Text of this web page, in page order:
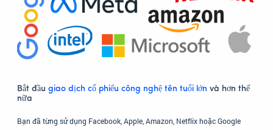
Bắt đầu giao dịch cổ phiếu công nghệ tên tuổi lớn và hơn thế
nữa
Bạn đã từng sử dụng Facebook, Apple, Amazon, Netflix hoặc Google